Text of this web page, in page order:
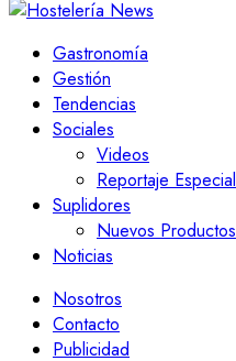
Gastronomía
Gestión
Tendencias
Sociales
Videos
Reportaje Especial
Suplidores
Nuevos Productos
Noticias
Nosotros
Contacto
Publicidad